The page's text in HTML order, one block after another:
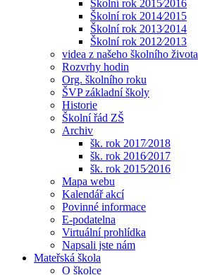
Školní rok 2015⁄2016
Školní rok 2014⁄2015
Školní rok 2013⁄2014
Školní rok 2012⁄2013
videa z našeho školního života
Rozvrhy hodin
Org. školního roku
ŠVP základní školy
Historie
Školní řád ZŠ
Archiv
šk. rok 2017⁄2018
šk. rok 2016⁄2017
šk. rok 2015⁄2016
Mapa webu
Kalendář akcí
Povinné informace
E-podatelna
Virtuální prohlídka
Napsali jste nám
Mateřská škola
O školce